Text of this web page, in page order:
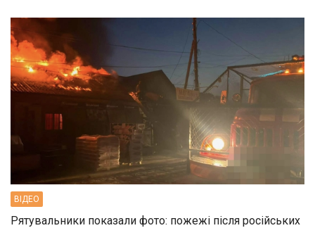
ВIДЕО
Рятувальники показали фото: пожежі після російських